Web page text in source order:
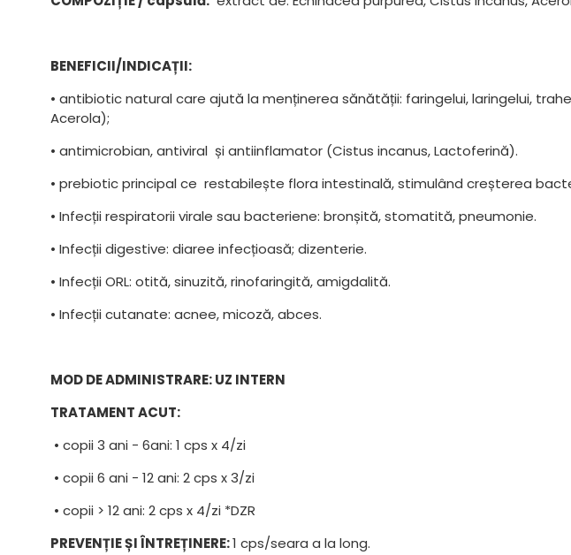
BENEFICII/INDICAȚII:
• antibiotic natural care ajută la menținerea sănătății: faringelui, laringelui,
Acerola);
• antimicrobian, antiviral și antiinflamator (Cistus incanus, Lactoferină).
• prebiotic principal ce restabilește flora intestinală, stimulând creșterea
• Infecții respiratorii virale sau bacteriene: bronșită, stomatită, pneumonie.
• Infecții digestive: diaree infecțioasă; dizenterie.
• Infecții ORL: otită, sinuzită, rinofaringită, amigdalită.
• Infecții cutanate: acnee, micoză, abces.
MOD DE ADMINISTRARE: UZ INTERN
TRATAMENT ACUT:
• copii 3 ani - 6ani: 1 cps x 4/zi
• copii 6 ani - 12 ani: 2 cps x 3/zi
• copii > 12 ani: 2 cps x 4/zi *DZR
PREVENȚIE ȘI ÎNTREȚINERE:1 cps/seara a la long.